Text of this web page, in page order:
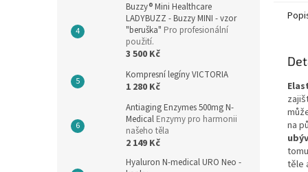
Buzzy® Mini Healthcare
LADYBUZZ - Buzzy MINI - vzor
"beruška" Pro profesionální
použití.
3 500 Kč
Kompresní legíny VICTORIA
1 280 Kč
Antiaging Enzymes 500mg N-
Medical Enzymy pro harmonii
našeho těla
2 149 Kč
Hyaluron N-medical URO Neo -
na
těle